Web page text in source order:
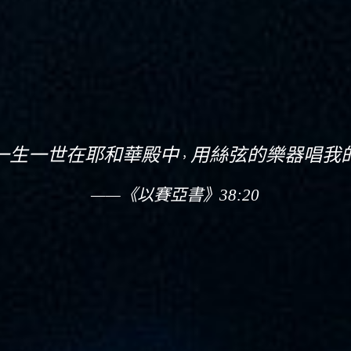
生一世在耶和華殿中， 用絲弦的樂器唱我
——《以賽亞書》38:20